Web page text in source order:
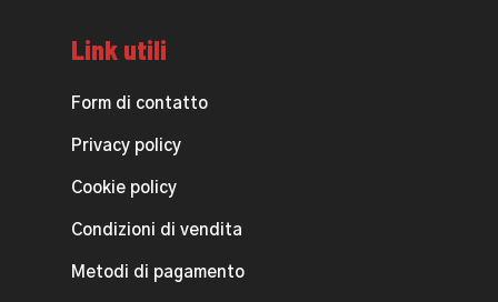
Link utili
Form di contatto
Privacy policy
Cookie policy
Condizioni di vendita
Metodi di pagamento